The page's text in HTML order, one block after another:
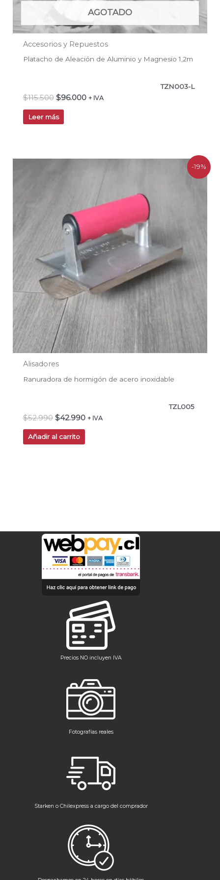
AGOTADO
Accesorios y Repuestos
Platacho de Aleación de Aluminio y Magnesio 1,2m
TZN003-L
$115.500 $96.000 + IVA
Leer más
-19%
Alisadores
Ranuradora de hormigón de acero inoxidable
TZL005
$52.990 $42.990
$42.990.
+ IVA
Añadir al carrito
Precios NO incluyen IVA
Fotografías reales
Starken o Chilexpress a cargo del comprador